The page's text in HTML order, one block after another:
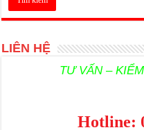
LIÊN HỆ
TƯ VẤN –
Hotline: